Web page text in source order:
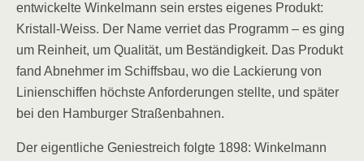
entwickelte Winkelmann sein erstes eigenes Produkt:
Kristall-Weiss. Der Name verriet das Programm – es ging
um Reinheit, um Qualität, um Beständigkeit. Das Produkt
fand Abnehmer im Schiffsbau, wo die Lackierung von
Linienschiffen höchste Anforderungen stellte, und später
bei den Hamburger Straßenbahnen.
Der eigentliche Geniestreich folgte 1898: Winkelmann